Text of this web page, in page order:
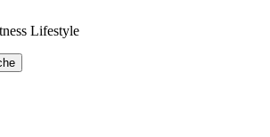
Lifestyle